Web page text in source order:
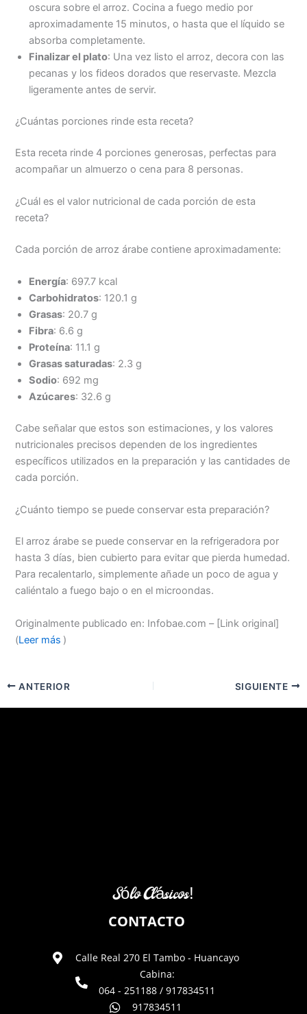
oscura sobre el arroz. Cocina a fuego medio por
aproximadamente 15 minutos, o hasta que el líquido se
absorba completamente.
Finalizar el plato: Una vez listo el arroz, decora con las
pecanas y los fideos dorados que reservaste. Mezcla
ligeramente antes de servir.
¿Cuántas porciones rinde esta receta?
Esta receta rinde 4 porciones generosas, perfectas para
acompañar un almuerzo o cena para 8 personas.
¿Cuál es el valor nutricional de cada porción de esta
receta?
Cada porción de arroz árabe contiene aproximadamente:
Energía: 697.7 kcal
Carbohidratos: 120.1 g
Grasas: 20.7 g
Fibra: 6.6 g
Proteína: 11.1 g
Grasas saturadas: 2.3 g
Sodio: 692 mg
Azúcares: 32.6 g
Cabe señalar que estos son estimaciones, y los valores
nutricionales precisos dependen de los ingredientes
específicos utilizados en la preparación y las cantidades de
cada porción.
¿Cuánto tiempo se puede conservar esta preparación?
El arroz árabe se puede conservar en la refrigeradora por
hasta 3 días, bien cubierto para evitar que pierda humedad.
Para recalentarlo, simplemente añade un poco de agua y
caliéntalo a fuego bajo o en el microondas.
Originalmente publicado en: Infobae.com – [Link original]
(Leer más )
ANTERIOR SIGUIENTE
Sólo Clásicos!
CONTACTO
Calle Real 270 El Tambo - Huancayo
Cabina:
064 - 251188 / 917834511
917834511